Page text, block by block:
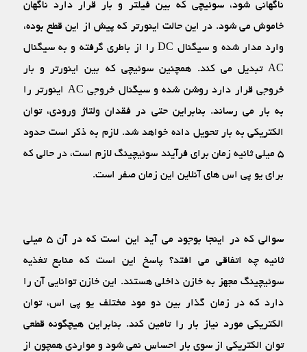
ناگهانی شود، سوئیچی که بین فیلتر و بار قرار دارد ناگهان
خاموش می‏ شود. در این حالت اینورتر که پیش از این قطع بوده،
وارد مدار شده و سیگنال DC را از باطری گرفته و به سیگنال
AC تبدیل می‏ کند. همچنین سوئیچی که بین اینورتر و بار
خروجی قرار دارد روشن شده و سیگنال خروجی AC اینورتر را
به بار می‏ رساند. بنابراین حتی در فقدان ولتاژ ورودی، توان
الکتریکی به بار تحویل داده خواهد شد. لازم به ذکر است حدود
۵ میلی ثانیه زمان برای فرآیند سوئیچینگ لازم است، در حالی که
برای یو پی اس های آنلاین این زمان صفر است.
سوالی که در اینجا بوجود می‏ آید این است که در آن ۵ میلی
ثانیه چه اتفاقی می‏ افتد؟ پاسخ این است که منابع تغذیه
سوئیچینگ مجهز به خازن داخلی هستند. این خازن توانایی آن را
دارد که در زمان گذار بین دو مود مختلف یو پی اس، توان
الکتریکی مورد نیاز بار را تامین کند. بنابراین هیچگونه قطعی
توان الکتریکی از سوی بار احساس نمی‏ شود و مواردی همچون از